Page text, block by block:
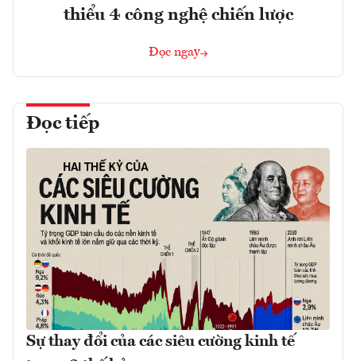
thiểu 4 công nghệ chiến lược
Đọc ngay
Đọc tiếp
Sự thay đổi của các siêu cường kinh tế